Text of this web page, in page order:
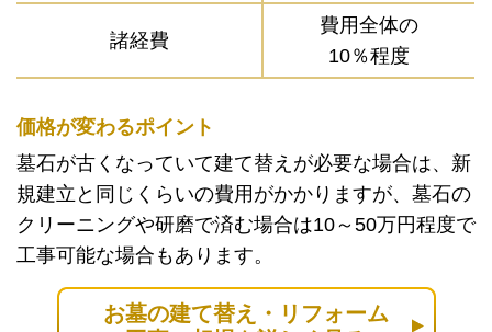
諸経費
費用全体の
10％程度
価格が変わるポイント
墓石が古くなっていて建て替えが必要な場合は、新
規建立と同じくらいの費用がかかりますが、墓石の
クリーニングや研磨で済む場合は10～50万円程度で
工事可能な場合もあります。
お墓の建て替え・リフォーム